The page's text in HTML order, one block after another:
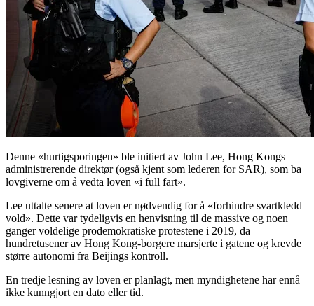
Denne «hurtigsporingen» ble initiert av John Lee, Hong Kongs
administrerende direktør (også kjent som lederen for SAR), som ba
lovgiverne om å vedta loven «i full fart».
Lee uttalte senere at loven er nødvendig for å «forhindre svartkledd
vold». Dette var tydeligvis en henvisning til de massive og noen
ganger voldelige prodemokratiske protestene i 2019, da
hundretusener av Hong Kong-borgere marsjerte i gatene og krevde
større autonomi fra Beijings kontroll.
En tredje lesning av loven er planlagt, men myndighetene har ennå
ikke kunngjort en dato eller tid.